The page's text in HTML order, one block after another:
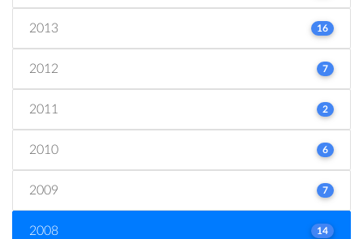
2013 16
2012 7
2011 2
2010 6
2009 7
2008 14